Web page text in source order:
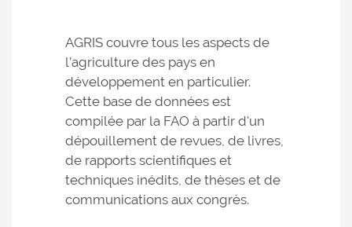
AGRIS couvre tous les aspects de
l’agriculture des pays en
développement en particulier.
Cette base de données est
compilée par la FAO à partir d'un
dépouillement de revues, de livres,
de rapports scientifiques et
techniques inédits, de thèses et de
communications aux congrès.